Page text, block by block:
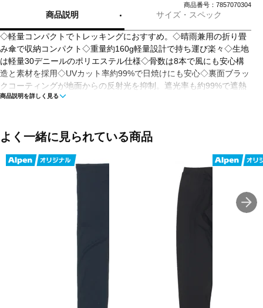
商品番号：7857070304
商品説明 サイズ・スペック
◇軽量コンパクトでトレッキングにおすすめ。◇晴雨兼用の折り畳
み傘で収納コンパクト◇重量約160g軽量設計で持ち運び楽々◇生地
は軽量30デニールのポリエステル仕様◇骨数は8本で風にも安心構
造と素材を採用◇UVカット率約99%で日焼けにも安心◇裏面ブラッ
クコーティングが地面からの反射光を抑制。遮光率も約99%で遮熱
効果あり◇撥水コートでお手入れも楽々◇サイズ(骨長)約55cmで使
■重量: 約160 g
■メーカー型番：7857070304
商品説明を詳しく見る
よく一緒に見られている商品